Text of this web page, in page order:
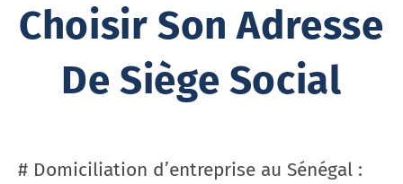
Choisir Son Adresse
De Siège Social
# Domiciliation d’entreprise au Sénégal :